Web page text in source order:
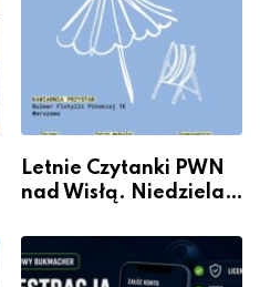
Letnie Czytanki PWN
nad Wisłą. Niedziela z
dla siebie